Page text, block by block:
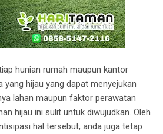
hunian rumah maupun kantor
yang hijau yang dapat menyejukan
lahan maupun faktor perawatan
hijau ini sulit untuk diwujudkan. Oleh
hal tersebut, anda juga tetap